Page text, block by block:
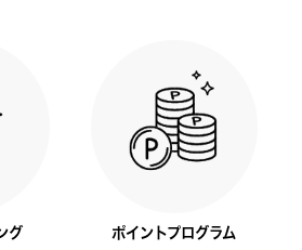
グ ポイントプログラム